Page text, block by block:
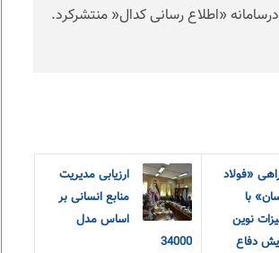
«فولاد
با
نوین
دفاع
ارزیابی مدیریت
منابع انسانی بر
اساس مدل
34000